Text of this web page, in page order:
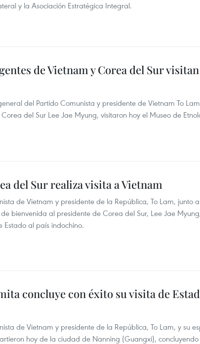
y la Asociación Estratégica Integral.
de Vietnam y Corea del Sur visitan
del Partido Comunista y presidente de Vietnam To
del Sur Lee Jae Myung, visitaron hoy el Museo de
del Sur realiza visita a Vietnam
de Vietnam y presidente de la República, To Lam, junto
bienvenida al presidente de Corea del Sur, Lee Jae
Estado al país indochino.
concluye con éxito su visita de
de Vietnam y presidente de la República, To Lam, y su
hoy de la ciudad de Nanning (Guangxi), concluyendo